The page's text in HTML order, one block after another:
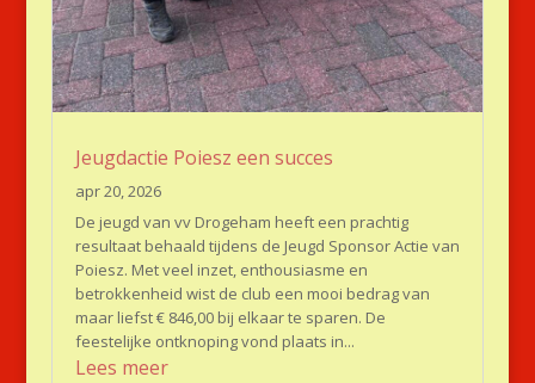
Jeugdactie Poiesz een succes
apr 20, 2026
De jeugd van vv Drogeham heeft een prachtig
resultaat behaald tijdens de Jeugd Sponsor Actie van
Poiesz. Met veel inzet, enthousiasme en
betrokkenheid wist de club een mooi bedrag van
maar liefst € 846,00 bij elkaar te sparen. De
feestelijke ontknoping vond plaats in...
Lees meer